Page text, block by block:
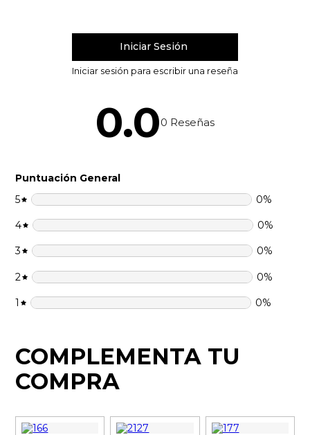
0.00 Reseñas
Puntuación General
5
0%
4 0%
3 0%
2 0%
1 0%
COMPLEMENTA TU
COMPRA